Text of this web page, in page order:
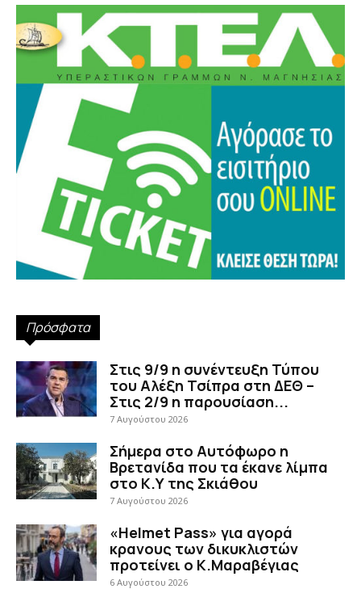
Πρόσφατα
Στις 9/9 η συνέντευξη Τύπου
του Αλέξη Τσίπρα στη ΔΕΘ –
Στις 2/9 η παρουσίαση...
7 Αυγούστου 2026
Σήμερα στο Αυτόφωρο η
Βρετανίδα που τα έκανε λίμπα
στο Κ.Υ της Σκιάθου
7 Αυγούστου 2026
«Helmet Pass» για αγορά
κρανους των δικυκλιστών
προτείνει ο Κ.Μαραβέγιας
6 Αυγούστου 2026